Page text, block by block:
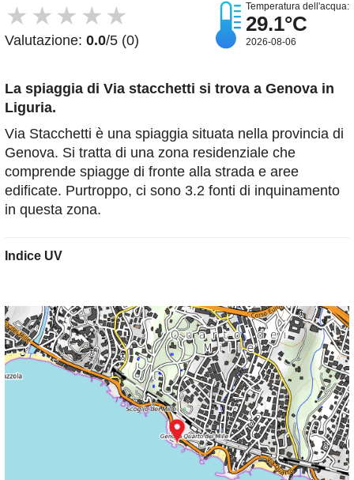
★ ★ ★ ★ ★
Valutazione: 0.0/5 (0)
Temperatura dell'acqua:
29.1°C
2026-08-06
La spiaggia di Via stacchetti si trova a Genova in
Liguria.
Via Stacchetti è una spiaggia situata nella provincia di
Genova. Si tratta di una zona residenziale che
comprende spiagge di fronte alla strada e aree
edificate. Purtroppo, ci sono 3.2 fonti di inquinamento
in questa zona.
Indice UV